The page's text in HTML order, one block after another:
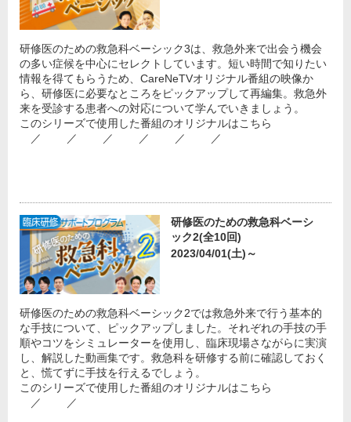
研修医のための救急科ベーシック3は、救急外来で出会う機会
の多い症候を中心にセレクトしています。短い時間で知りたい
情報を得てもらうため、CareNeTVオリジナル番組の映像か
ら、研修医に必要なところをピックアップして再編集。救急外
来を受診する患者への対応について学んでいきましょう。
このシリーズで使用した番組のオリジナルはこちら
／ ／ ／ ／ ／ ／
研修医のための救急科ベーシ
ック2(全10回)
2023/04/01(土)～
研修医のための救急科ベーシック2では救急外来で行う基本的
な手技について、ピックアップしました。それぞれの手技の手
順やコツをシミュレーターを使用し、臨床現場さながらに実演
し、解説した動画集です。救急科を研修する前に確認しておく
と、慌てずに手技を行えるでしょう。
このシリーズで使用した番組のオリジナルはこちら
／ ／